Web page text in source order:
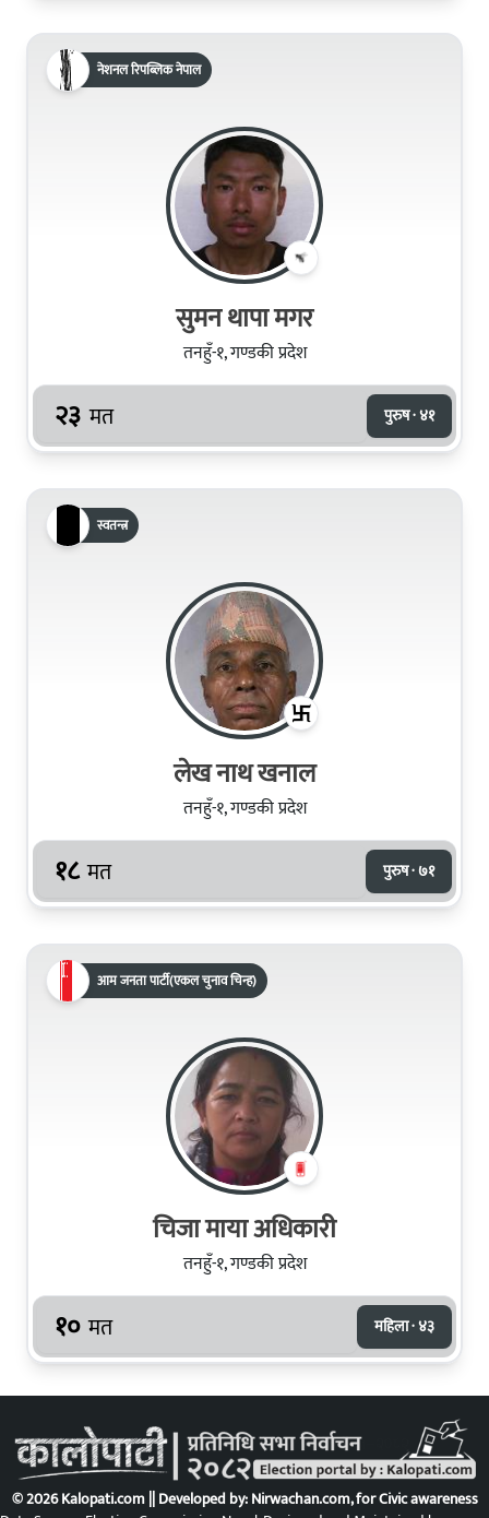
नेशनल रिपब्लिक नेपाल
सुमन थापा मगर
तनहुँ-१, गण्डकी प्रदेश
२३ मत पुरुष · ४१
स्वतन्त्र
लेख नाथ खनाल
तनहुँ-१, गण्डकी प्रदेश
१८ मत पुरुष · ७१
आम जनता पार्टी(एकल चुनाव चिन्ह)
चिजा माया अधिकारी
तनहुँ-१, गण्डकी प्रदेश
१० मत महिला · ४३
© 2026 Kalopati.com || Developed by:Nirwachan.com, for Civic awareness